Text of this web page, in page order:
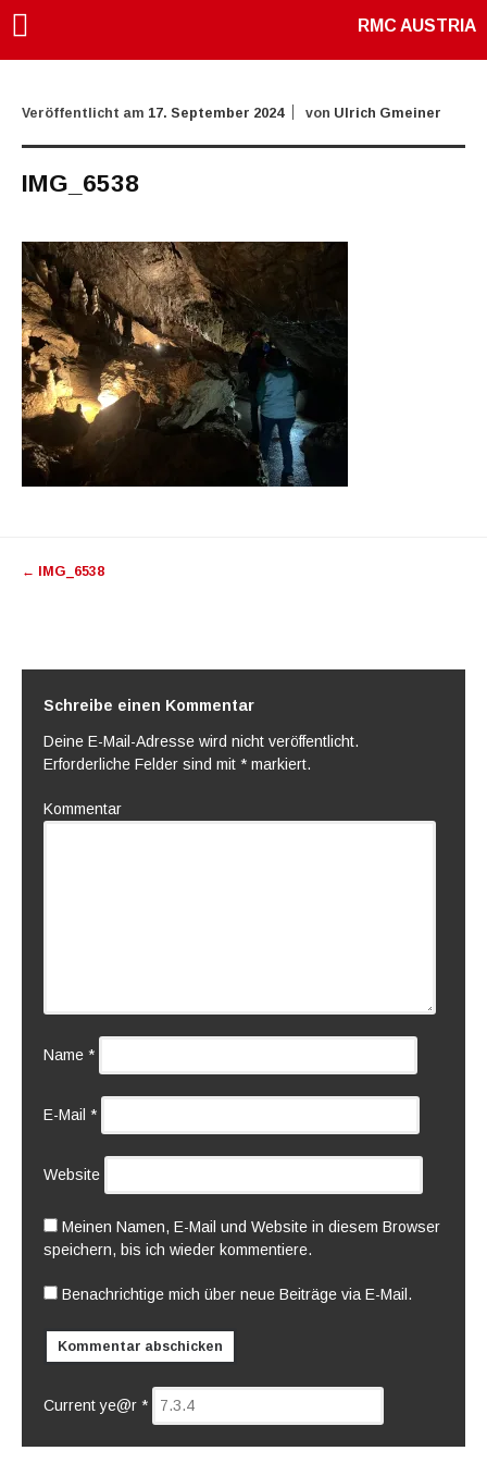
RMC AUSTRIA
Veröffentlicht am 17. September 2024 von Ulrich Gmeiner
IMG_6538
← IMG_6538
Schreibe einen Kommentar
Deine E-Mail-Adresse wird nicht veröffentlicht.
Erforderliche Felder sind mit * markiert.
Kommentar
Name *
E-Mail *
Website
Meinen Namen, E-Mail und Website in diesem Browser
speichern, bis ich wieder kommentiere.
Benachrichtige mich über neue Beiträge via E-Mail.
Current ye@r *